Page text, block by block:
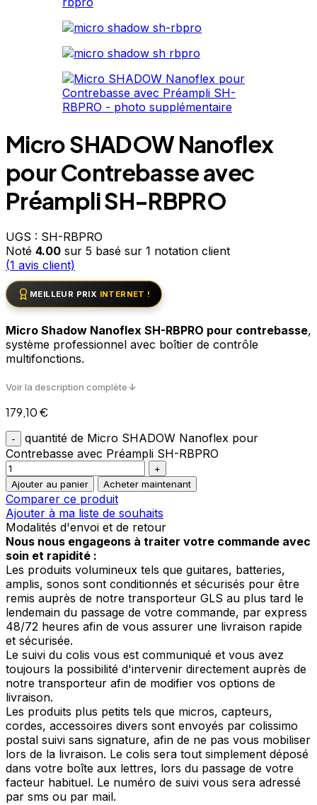
Micro SHADOW Nanoflex
pour Contrebasse avec
Préampli SH-RBPRO
UGS : SH-RBPRO
Noté 4.00 sur 5 basé sur 1 notation client
(1 avis client)
MEILLEUR PRIX INTERNET !
Micro Shadow Nanoflex SH-RBPRO pour contrebasse,
système professionnel avec boîtier de contrôle
multifonctions.
Voir la description complète
179,10€
quantité de Micro SHADOW Nanoflex pour
Contrebasse avec Préampli SH-RBPRO
Ajouter au panier Acheter maintenant
Comparer ce produit
Ajouter à ma liste de souhaits
Modalités d'envoi et de retour
Nous nous engageons à traiter votre commande avec
soin et rapidité :
Les produits volumineux tels que guitares, batteries,
amplis, sonos sont conditionnés et sécurisés pour être
remis auprès de notre transporteur GLS au plus tard le
lendemain du passage de votre commande, par express
48/72 heures afin de vous assurer une livraison rapide
et sécurisée.
Le suivi du colis vous est communiqué et vous avez
toujours la possibilité d'intervenir directement auprès de
notre transporteur afin de modifier vos options de
livraison.
Les produits plus petits tels que micros, capteurs,
cordes, accessoires divers sont envoyés par colissimo
postal suivi sans signature, afin de ne pas vous mobiliser
lors de la livraison. Le colis sera tout simplement déposé
dans votre boîte aux lettres, lors du passage de votre
facteur habituel. Le numéro de suivi vous sera adressé
par sms ou par mail.